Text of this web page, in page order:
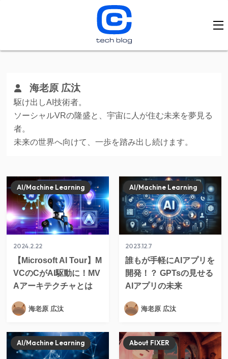
海老原 広汰
駆け出しAI技術者。
ソーシャルVRの隆盛と、宇宙に人が住む未来を夢見る
者。
未来の世界へ向けて、一歩を踏み出し続けます。
2024.2.22
【Microsoft AI Tour】M
VCのCがAI駆動に！MV
Aアーキテクチャとは
AI/Machine Learning
海老原 広汰
2023.12.7
誰もが手軽にAIアプリを
開発！？ GPTsの見せる
AIアプリの未来
AI/Machine Learning
海老原 広汰
AI/Machine Learning About FIXER